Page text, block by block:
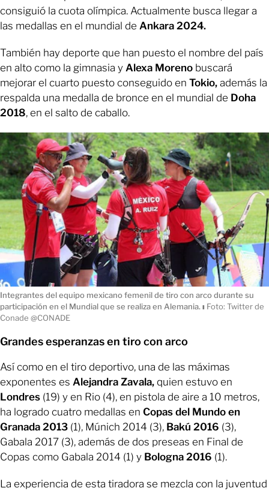
consiguió la cuota olímpica. Actualmente busca llegar a
las medallas en el mundial de Ankara 2024.
También hay deporte que han puesto el nombre del país
en alto como la gimnasia y Alexa Moreno buscará
mejorar el cuarto puesto conseguido en Tokio, además la
respalda una medalla de bronce en el mundial de Doha
2018, en el salto de caballo.
Integrantes del equipo mexicano femenil de tiro con arco durante su
participación en el Mundial que se realiza en Alemania.ı Foto: Twitter de
Conade @CONADE
Grandes esperanzas en tiro con arco
Así como en el tiro deportivo, una de las máximas
exponentes es Alejandra Zavala, quien estuvo en
Londres (19) y en Rio (4), en pistola de aire a 10 metros,
ha logrado cuatro medallas en Copas del Mundo en
Granada 2013 (1), Múnich 2014 (3), Bakú 2016 (3),
Gabala 2017 (3), además de dos preseas en Final de
Copas como Gabala 2014 (1) y Bologna 2016 (1).
La experiencia de esta tiradora se mezcla con la juventud